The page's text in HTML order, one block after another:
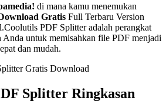
di mana kamu menemukan
Gratis Full Terbaru Version
PDF Splitter adalah perangkat
Anda untuk memisahkan file PDF menjadi
dan mudah.
Splitter Ringkasan